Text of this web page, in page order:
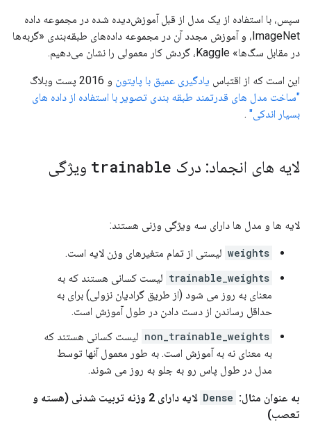
سپس، با استفاده از یک مدل از قبل آموزش‌دیده شده در مجموعه داده
ImageNet، و آموزش مجدد آن در مجموعه داده‌های طبقه‌بندی «گربه‌ها
در مقابل سگ‌ها» Kaggle، گردش کار معمولی را نشان می‌دهیم.
این است که از اقتباس یادگیری عمیق با پایتون و 2016 پست وبلاگ
"ساخت مدل های قدرتمند طبقه بندی تصویر با استفاده از داده های
بسیار اندکی" .
لایه های انجماد: درک trainable ویژگی
لایه ها و مدل ها دارای سه ویژگی وزنی هستند:
weights لیستی از تمام متغیرهای وزن لایه است.
trainable_weights لیست کسانی هستند که به
معنای به روز می شود (از طریق گرادیان نزولی) برای به
حداقل رساندن از دست دادن در طول آموزش است.
non_trainable_weights لیست کسانی هستند که
به معنای نه به آموزش است. به طور معمول آنها توسط
مدل در طول پاس رو به جلو به روز می شوند.
به عنوان مثال: Dense
لایه دارای 2 وزنه تربیت شدنی (هسته و
تعصب)